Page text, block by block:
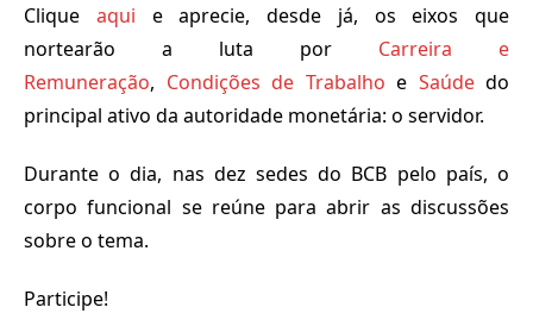
Clique aqui e aprecie, desde já, os eixos que
nortearão a luta por Carreira e
Remuneração, Condições de Trabalho e Saúdedo
principal ativo da autoridade monetária: o servidor.
Durante o dia, nas dez sedes do BCB pelo país, o
corpo funcional se reúne para abrir as discussões
sobre o tema.
Participe!